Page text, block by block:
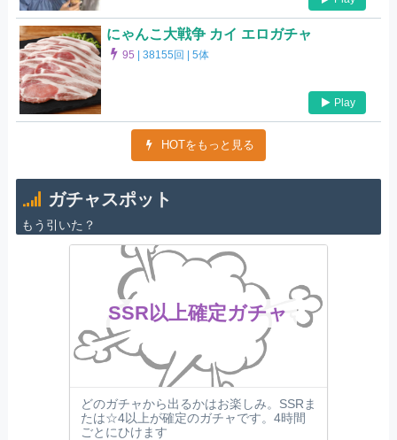
にゃんこ大戦争 カイ エロガチャ
95 |38155回 |5体
Play
HOTをもっと見る
ガチャスポット
もう引いた？
SSR以上確定ガチャ
どのガチャから出るかはお楽しみ。SSRま
たは☆4以上が確定のガチャです。4時間
ごとにひけます